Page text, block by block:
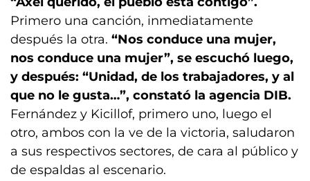
Primero una canción, inmediatamente
después la otra. “Nos conduce una mujer,
nos conduce una mujer”, se escuchó luego,
y después: “Unidad, de los trabajadores, y al
que no le gusta…”, constató la agencia DIB.
Fernández y Kicillof, primero uno, luego el
otro, ambos con la ve de la victoria, saludaron
a sus respectivos sectores, de cara al público y
de espaldas al escenario.